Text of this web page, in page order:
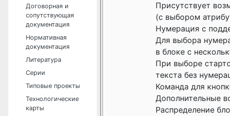
Договорная и
сопутствующая
документация
Нормативная
документация
Литература
Серии
Типовые проекты
Технологические
карты
Присутствует
(с выбором
Нумерация с
Для выбора
в блоке с
При выборе
текста без
Команда для
Дополнительные
Распределение